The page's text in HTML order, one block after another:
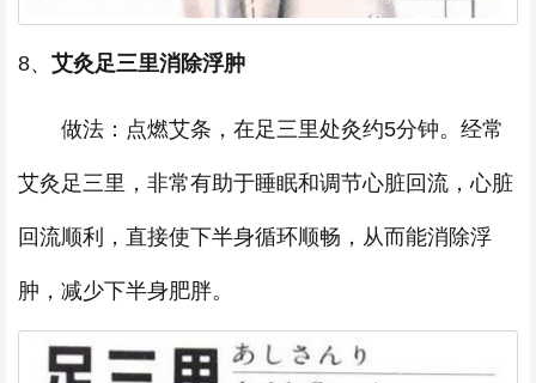
8、 艾灸足三里消除浮肿
做法：点燃艾条，在足三里处灸约5分钟。经常
艾灸足三里，非常有助于睡眠和调节心脏回流，心脏
回流顺利，直接使下半身循环顺畅，从而能消除浮
肿，减少下半身肥胖。